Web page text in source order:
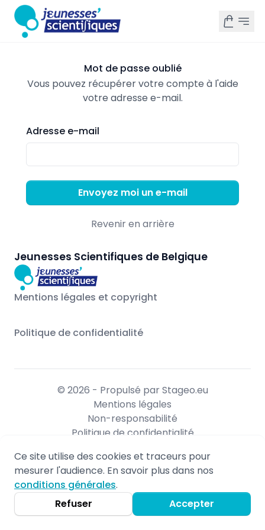
Mot de passe oublié
Vous pouvez récupérer votre compte à l'aide
votre adresse e-mail.
Adresse e-mail
Envoyez moi un e-mail
Revenir en arrière
Jeunesses Scientifiques de Belgique
Mentions légales et copyright
Politique de confidentialité
© 2026 - Propulsé par Stageo.eu
Mentions légales
Non-responsabilité
Politique de confidentialité
Ce site utilise des cookies et traceurs pour
mesurer l'audience. En savoir plus dans nos
conditions générales.
Refuser
Accepter